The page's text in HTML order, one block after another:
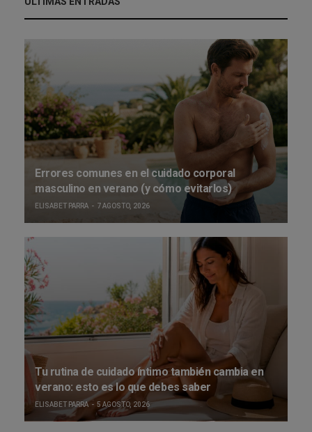
Errores comunes en el cuidado corporal
masculino en verano (y cómo evitarlos)
ELISABET PARRA 7 AGOSTO, 2026
Tu rutina de cuidado íntimo también cambia en
verano: esto es lo que debes saber
ELISABET PARRA 5 AGOSTO, 2026